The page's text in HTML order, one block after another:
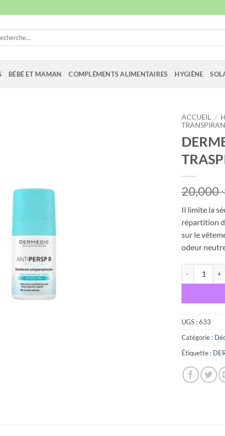
BÉBÉ ET MAMAN COMPLÉMENTS ALIMENTAIRES HYGIÈNE
ACCUEIL /
20,000
Il limite la
répartition
sur le
odeur
UGS :633
Catégorie :
Étiquette :